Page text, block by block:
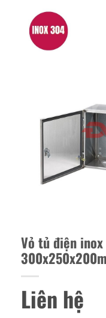
Vỏ tủ điện
Liên hệ